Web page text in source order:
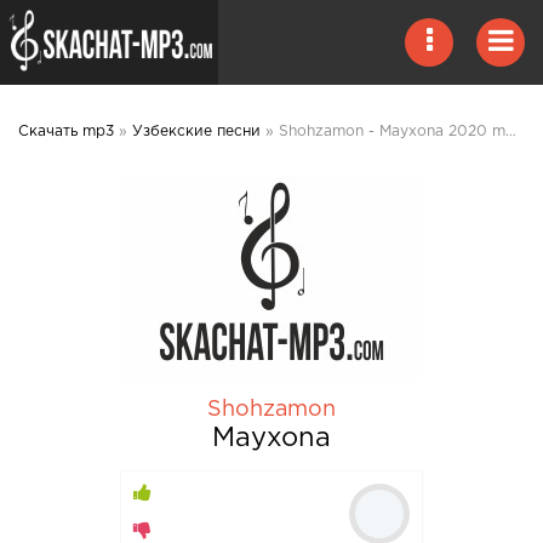
Скачать mp3 » Узбекские песни » Shohzamon - Mayxona 2020 mp3 скачать
Shohzamon
Mayxona